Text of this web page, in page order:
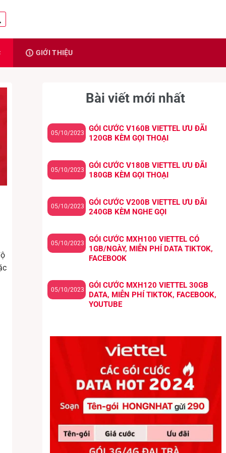
GIỚI THIỆU
Bài viết mới nhất
GÓI CƯỚC V160B VIETTEL ƯU ĐÃI
120GB KÈM GỌI THOẠI
05/10/2023
GÓI CƯỚC V180B VIETTEL ƯU ĐÃI
180GB KÈM GỌI THOẠI
05/10/2023
GÓI CƯỚC V200B VIETTEL ƯU ĐÃI
240GB KÈM NGHE GỌI
05/10/2023
GÓI CƯỚC MXH100 VIETTEL CÓ
1GB/NGÀY, MIỄN PHÍ DATA TIKTOK,
FACEBOOK
05/10/2023
GÓI CƯỚC MXH120 VIETTEL 30GB
DATA, MIỄN PHÍ TIKTOK, FACEBOOK,
YOUTUBE
05/10/2023